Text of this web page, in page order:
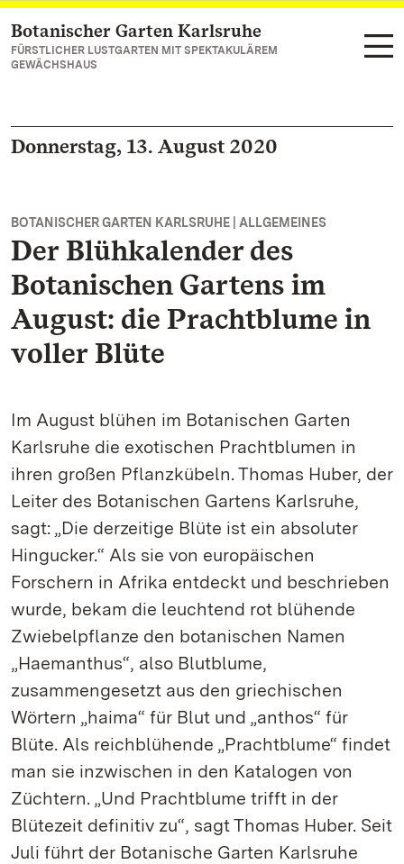
Zum Hauptinhalt springen
Botanischer Garten Karlsruhe
FÜRSTLICHER LUSTGARTEN MIT SPEKTAKULÄREM
GEWÄCHSHAUS
Donnerstag, 13. August 2020
BOTANISCHER GARTEN KARLSRUHE | ALLGEMEINES
Der Blühkalender des
Botanischen Gartens im
August: die Prachtblume in
voller Blüte
Im August blühen im Botanischen Garten
Karlsruhe die exotischen Prachtblumen in
ihren großen Pflanzkübeln. Thomas Huber, der
Leiter des Botanischen Gartens Karlsruhe,
sagt: „Die derzeitige Blüte ist ein absoluter
Hingucker.“ Als sie von europäischen
Forschern in Afrika entdeckt und beschrieben
wurde, bekam die leuchtend rot blühende
Zwiebelpflanze den botanischen Namen
„Haemanthus“, also Blutblume,
zusammengesetzt aus den griechischen
Wörtern „haima“ für Blut und „anthos“ für
Blüte. Als reichblühende „Prachtblume“ findet
man sie inzwischen in den Katalogen von
Züchtern. „Und Prachtblume trifft in der
Blütezeit definitiv zu“, sagt Thomas Huber. Seit
Juli führt der Botanische Garten Karlsruhe